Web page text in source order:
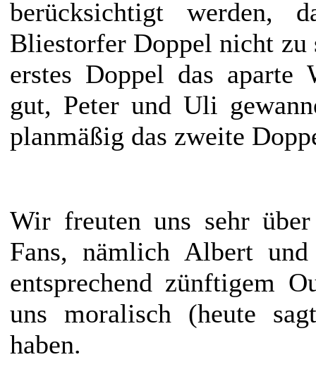
berücksichtigt werden,
Bliestorfer Doppel nicht zu
erstes Doppel das aparte
gut, Peter und Uli
planmäßig das zweite
Wir freuten uns sehr
Fans, nämlich Albert
entsprechend zünftigem
uns moralisch (heute
haben.